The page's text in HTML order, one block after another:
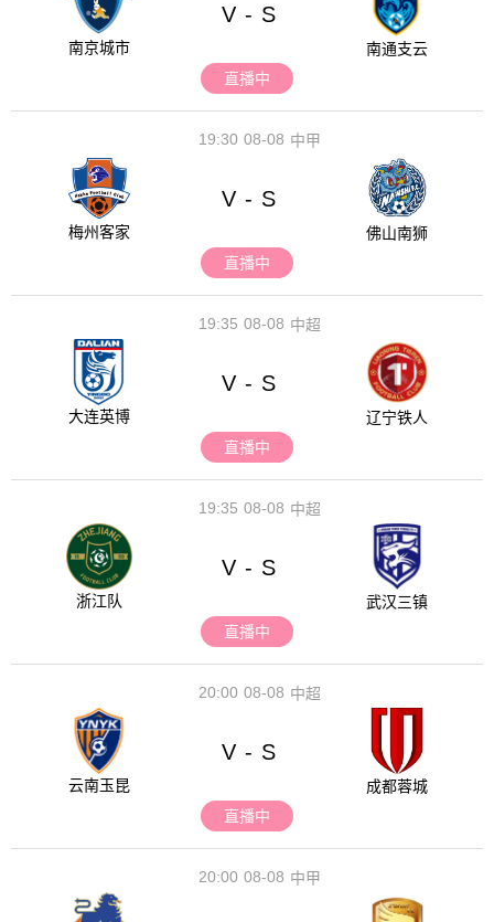
南京城市
V - S
南通支云
直播中
08-08
19:30 中甲
梅州客家
V - S
佛山南狮
直播中
08-08
19:35 中超
大连英博
V - S
辽宁铁人
直播中
08-08
19:35 中超
浙江队
V - S
武汉三镇
直播中
08-08
20:00 中超
云南玉昆
V - S
成都蓉城
直播中
08-08
20:00 中甲